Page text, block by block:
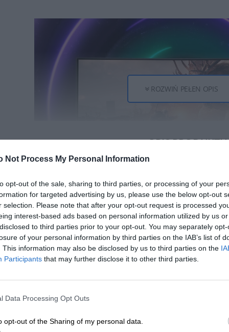
Not Process My Personal Information
opt-out of the sale, sharing to third parties, or processing of your
for targeted advertising by us, please use the below opt-out
selection. Please note that after your opt-out request is processed
interest-based ads based on personal information utilized by us
to third parties prior to your opt-out. You may separately
of your personal information by third parties on the IAB’s list of
This information may also be disclosed by us to third parties on the
Participants that may further disclose it to other third parties.
Data Processing Opt Outs
opt-out of the Sharing of my personal data.
Monitory Alienwareto propozycja dla najbardziej wymagających
została zaprojektowana z myślą o profesjonalnym gamingu –
częstotliwość odświeżania oraz najnowocześniejsze technologie
środek akcji. Futurystyczna stylistyka z charakterystycznym
wyjątkowego charakteru i wyróżnia je na tle konkurencji.
Hz, a także ultraszybki czas reakcji rzędu 0,1 ms (GtG), co
ROZWIŃ PEŁEN OPIS
OPIS PRODUKTU
Matryca IPS
Najlepsze jakość obrazu
Matryce IPS to jedne z
szerokimi kątami widzenia w
technologii IPS znajdują